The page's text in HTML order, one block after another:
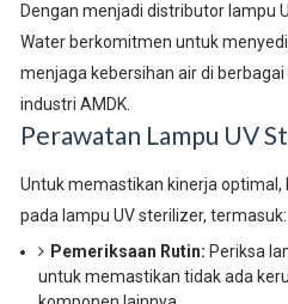
Dengan menjadi distributor lampu
Water berkomitmen untuk
menjaga kebersihan air di
industri AMDK.
Perawatan Lampu UV
Untuk memastikan kinerja
pada lampu UV sterilizer, termasuk:
Pemeriksaan Rutin: Periksa
untuk memastikan tidak ada